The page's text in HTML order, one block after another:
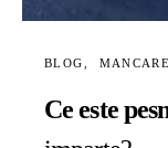
BLOG
Ce este